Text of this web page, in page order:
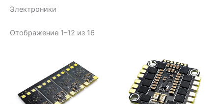
Электроники
Отображение 1–12 из 16